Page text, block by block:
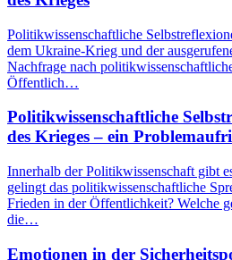
Politikwissenschaftliche
dem Ukraine-Krieg und der
Nachfrage nach
Öffentlich…
Politikwissenschaftliche
des Krieges – ein
Innerhalb der Politikwissenschaft gibt
gelingt das politikwissenschaftliche
Frieden in der Öffentlichkeit? Welche
die…
Emotionen in der